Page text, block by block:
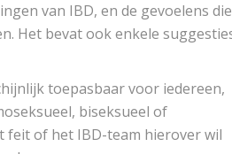
van IBD, en de gevoelens die
Het bevat ook enkele
toepasbaar voor iedereen,
biseksueel of
feit of het IBD-team hierover wil